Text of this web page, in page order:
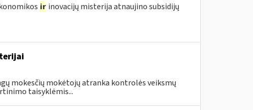
ir inovacijų misterija atnaujino subsidijų
mokesčių mokėtojų atranka kontrolės veiksmų
taisyklėmis...